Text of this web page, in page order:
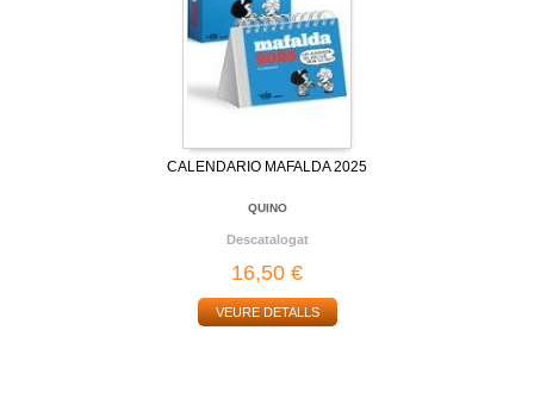
CALENDARIO MAFALDA 2025
QUINO
Descatalogat
16,50 €
VEURE DETALLS